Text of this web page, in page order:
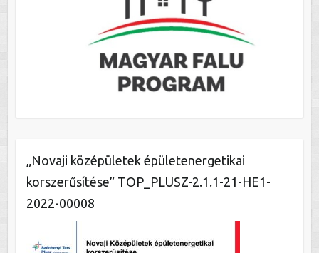
„Novaji középületek épületenergetikai
korszerűsítése” TOP_PLUSZ-2.1.1-21-HE1-
2022-00008